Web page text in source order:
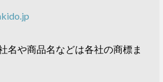
名や商品名などは各社の商標ま